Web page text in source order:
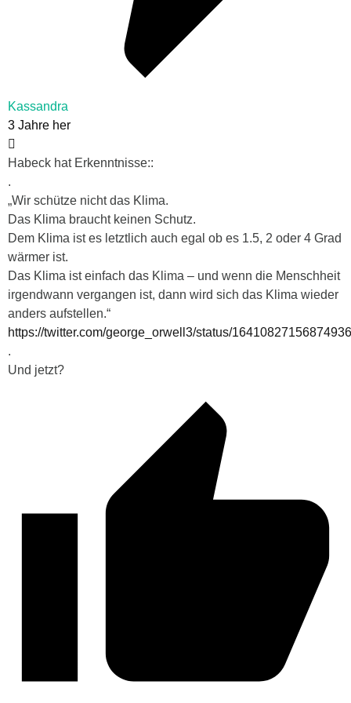
Kassandra
3 Jahre her
Habeck hat Erkenntnisse::
.
„Wir schütze nicht das Klima.
Das Klima braucht keinen Schutz.
Dem Klima ist es letztlich auch egal ob es 1.5, 2 oder 4 Grad
wärmer ist.
Das Klima ist einfach das Klima – und wenn die Menschheit
irgendwann vergangen ist, dann wird sich das Klima wieder
anders aufstellen.“
https://twitter.com/george_orwell3/status/
.
Und jetzt?